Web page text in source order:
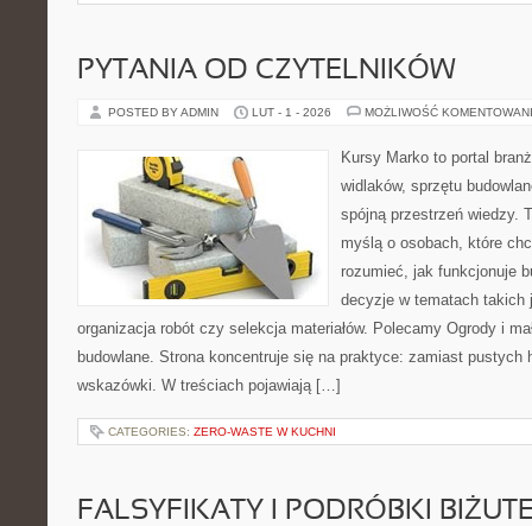
PYTANIA OD CZYTELNIKÓW
POSTED BY ADMIN LUT - 1 - 2026 MOŻLIWOŚĆ
Kursy Marko to portal
widlaków, sprzętu
spójną przestrzeń wiedzy.
myślą o osobach, które
rozumieć, jak funkcjonuje
decyzje w tematach
organizacja robót czy selekcja materiałów. Polecamy Ogrody i
budowlane. Strona koncentruje się na praktyce: zamiast pustych
wskazówki. W treściach pojawiają […]
CATEGORIES: ZERO-WASTE W KUCHNI
FALSYFIKATY I PODRÓBKI